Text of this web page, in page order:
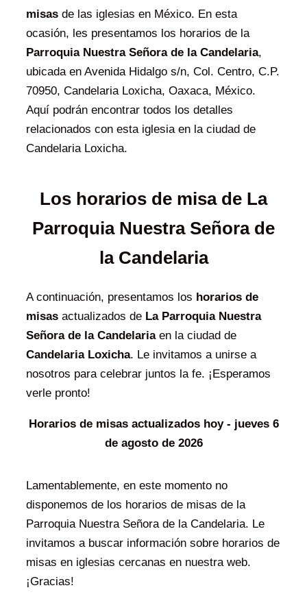
misas de las iglesias en México. En esta
ocasión, les presentamos los horarios de la
Parroquia Nuestra Señora de la Candelaria,
ubicada en Avenida Hidalgo s/n, Col. Centro, C.P.
70950, Candelaria Loxicha, Oaxaca, México.
Aquí podrán encontrar todos los detalles
relacionados con esta iglesia en la ciudad de
Candelaria Loxicha.
Los horarios de misa de La
Parroquia Nuestra Señora de
la Candelaria
A continuación, presentamos los horarios de
misas actualizados de La Parroquia Nuestra
Señora de la Candelariaen la ciudad de
Candelaria Loxicha. Le invitamos a unirse a
nosotros para celebrar juntos la fe. ¡Esperamos
verle pronto!
Horarios de misas actualizados hoy - jueves 6
de agosto de 2026
Lamentablemente, en este momento no
disponemos de los horarios de misas de la
Parroquia Nuestra Señora de la Candelaria. Le
invitamos a buscar información sobre horarios de
misas en iglesias cercanas en nuestra web.
¡Gracias!